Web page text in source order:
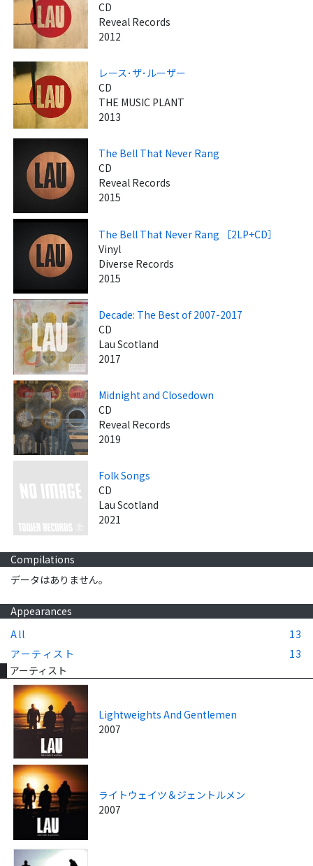
CD
Reveal Records
2012
レース･ザ･ルーザー
CD
THE MUSIC PLANT
2013
The Bell That Never Rang
CD
Reveal Records
2015
The Bell That Never Rang ［2LP+CD］
Vinyl
Diverse Records
2015
Decade: The Best of 2007-2017
CD
Lau Scotland
2017
Midnight and Closedown
CD
Reveal Records
2019
Folk Songs
CD
Lau Scotland
2021
Compilations
データはありません。
Appearances
All
13
アーティスト
13
アーティスト
Lightweights And Gentlemen
2007
ライトウェイツ＆ジェントルメン
2007